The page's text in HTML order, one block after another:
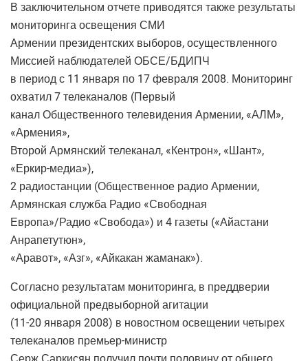
В заключительном отчете приводятся также результаты
мониторинга освещения СМИ
Армении президентских выборов, осуществленного
Миссией наблюдателей ОБСЕ/БДИПЧ
в период с 11 января по 17 февраля 2008. Мониторинг
охватил 7 телеканалов (Первый
канал Общественного телевидения Армении, «АЛМ»,
«Армения»,
Второй Армянский телеканал, «Кентрон», «Шант»,
«Еркир-медиа»),
2 радиостанции (Общественное радио Армении,
Армянская служба Радио «Свободная
Европа»/Радио «Свобода») и 4 газеты («Айастани
Анрапетутюн»,
«Аравот», «Азг», «Айкакан жаманак»).
Согласно результатам мониторинга, в преддверии
официальной предвыборной агитации
(11-20 января 2008) в новостном освещении четырех
телеканалов премьер-министр